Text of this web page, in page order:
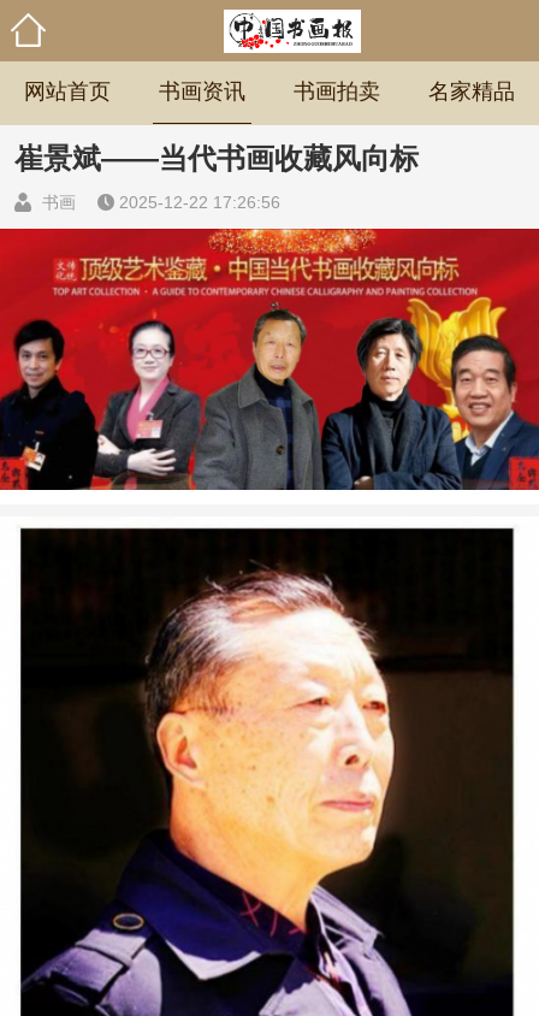
网站首页 书画资讯 书画拍卖 名家精品
崔景斌——当代书画收藏风向标
书画 2025-12-22 17:26:56